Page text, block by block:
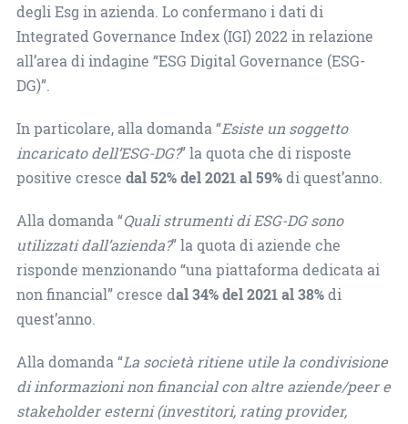
degli Esg in azienda. Lo confermano i dati di
Integrated Governance Index (IGI) 2022 in relazione
all’area di indagine “ESG Digital Governance (ESG-
DG)”.
In particolare, alla domanda “Esiste un soggetto
incaricato dell’ESG-DG?” la quota che di risposte
positive cresce dal 52% del 2021 al 59%di quest’anno.
Alla domanda “Quali strumenti di ESG-DG sono
utilizzati dall’azienda?” la quota di aziende che
risponde menzionando “una piattaforma dedicata ai
non financial” cresce dal 34% del 2021 al 38%di
quest’anno.
Alla domanda “La società ritiene utile la condivisione
di informazioni non financial con altre aziende/peer e
stakeholder esterni (investitori, rating provider,